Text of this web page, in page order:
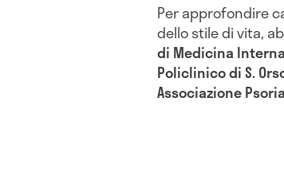
Per approfondire
dello stile di vita,
di Medicina Interna
Policlinico di S.
Associazione